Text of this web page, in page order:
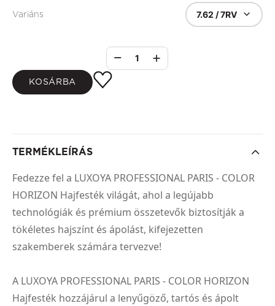
Variáns 7.62 / 7RV
1
KOSÁRBA
TERMÉKLEÍRÁS
Fedezze fel a LUXOYA PROFESSIONAL PARIS - COLOR
HORIZON Hajfesték világát, ahol a legújabb
technológiák és prémium összetevők biztosítják a
tökéletes hajszínt és ápolást, kifejezetten
szakemberek számára tervezve!
A LUXOYA PROFESSIONAL PARIS - COLOR HORIZON
Hajfesték hozzájárul a lenyűgöző, tartós és ápolt